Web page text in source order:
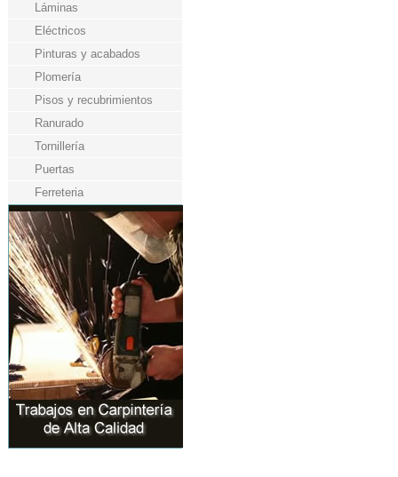
Láminas
Eléctricos
Pinturas y acabados
Plomería
Pisos y recubrimientos
Ranurado
Tornillería
Puertas
Ferreteria